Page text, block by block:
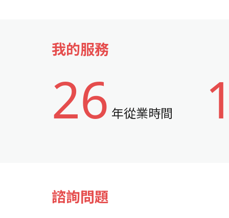
我的服務
26 年從業時間
諮詢問題